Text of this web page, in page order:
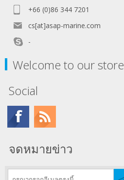
+66 (0)86 344 7201
cs[at]asap-marine.com
-
Welcome to our store
Social
จดหมายข่าว